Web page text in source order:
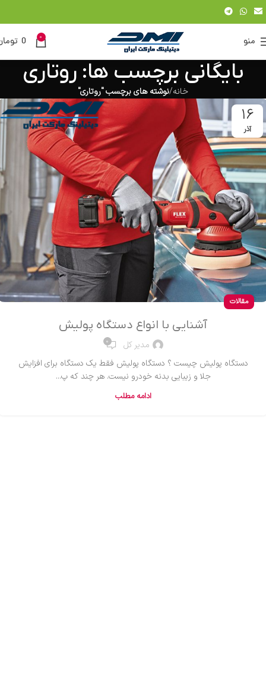
منو 0
0
بایگانی برچسب ها: روتاری
خانه نوشته های برچسب "روتاری"
16
آذر
مقالات
آشنایی با انواع دستگاه پولیش
مدیر کل 0
دستگاه پولیش چیست ؟ دستگاه پولیش فقط یک دستگاه برای افزایش
جلا و زیبایی بدنه خودرو نیست. هر چند که پ...
ادامه مطلب